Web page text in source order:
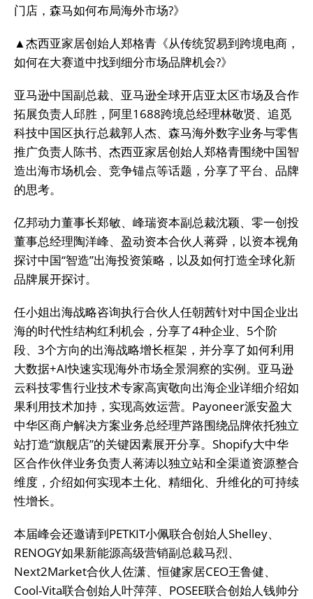
门店，森马如何布局海外市场?》
▲杰西亚家居创始人郑格青《从传统贸易到跨境电商，
如何在大赛道中找到细分市场品牌机会?》
亚马逊中国副总裁、亚马逊全球开店亚太区市场及合作
拓展负责人邱胜，阿里1688跨境总经理林敬贤、追觅
科技中国区执行总裁郭人杰、森马海外数字业务与零售
推广负责人陈书、杰西亚家居创始人郑格青围绕中国智
造出海市场机会、竞争锚点等话题，分享了平台、品牌
的思考。
亿邦动力董事长郑敏、峰瑞资本副总裁沈颖、零一创投
董事总经理陶洋峰、盈动资本合伙人蒋舜，以资本视角
探讨中国“智造”出海投资策略，以及如何打造全球化新
品牌展开探讨。
任小姐出海战略咨询执行合伙人任朝茜针对中国企业出
海的时代性结构红利机会，分享了4种企业、5个阶
段、3个方向的出海战略增长框架，并分享了如何利用
大数据+AI快速实现海外市场全景洞察的实例。亚马逊
云科技零售行业技术专家高寅敬向出海企业详细介绍如
果利用技术加持，实现高效运营。Payoneer派安盈大
中华区商户解决方案业务总经理芦路围绕品牌依托独立
站打造“旗舰店”的关键因素展开分享。Shopify大中华
区合作伙伴业务负责人蒋涛以独立站和全渠道资源整合
维度，介绍如何实现本土化、精细化、升维化的可持续
性增长。
本届峰会还邀请到PETKIT小佩联合创始人Shelley、
RENOGY如果新能源高级营销副总裁马烈、
Next2Market合伙人佐潇、恒健家居CEO王鲁健、
Cool-Vita联合创始人叶萍萍、POSEE联合创始人钱帅分